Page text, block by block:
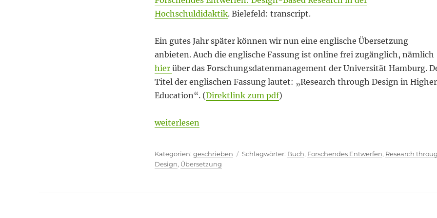
Hochschuldidaktik. Bielefeld: transcript.
Ein gutes Jahr später können wir nun eine englische Übersetzung
anbieten. Auch die englische Fassung ist online frei zugänglich, nämlich
hier über das Forschungsdatenmanagement der Universität Hamburg.
Titel der englischen Fassung lautet: „Research through Design in Higher
Education“. (Direktlink zum pdf)
„Forschendes Entwerfen – jetzt auch in englischer Sprache“
weiterlesen
Kategorien
geschrieben Schlagwörter
Buch, Forschendes Entwerfen, Research
Design, Übersetzung